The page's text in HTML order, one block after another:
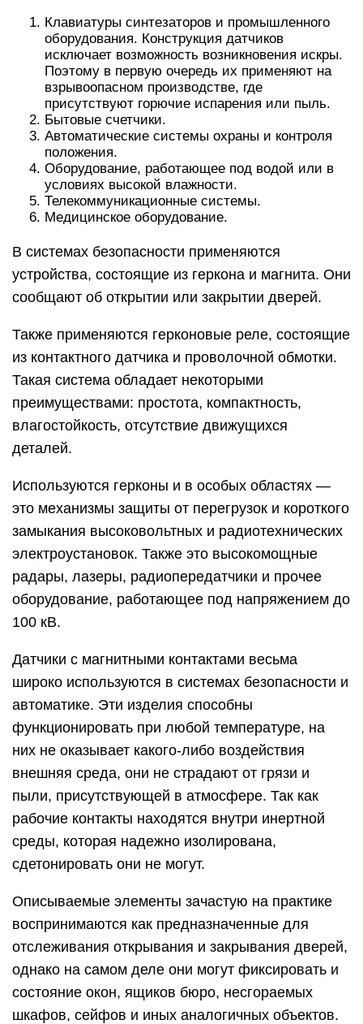
Клавиатуры синтезаторов и промышленного
оборудования. Конструкция датчиков
исключает возможность возникновения искры.
Поэтому в первую очередь их применяют на
взрывоопасном производстве, где
присутствуют горючие испарения или пыль.
Бытовые счетчики.
Автоматические системы охраны и контроля
положения.
Оборудование, работающее под водой или в
условиях высокой влажности.
Телекоммуникационные системы.
Медицинское оборудование.
В системах безопасности применяются
устройства, состоящие из геркона и магнита. Они
сообщают об открытии или закрытии дверей.
Также применяются герконовые реле, состоящие
из контактного датчика и проволочной обмотки.
Такая система обладает некоторыми
преимуществами: простота, компактность,
влагостойкость, отсутствие движущихся
деталей.
Используются герконы и в особых областях —
это механизмы защиты от перегрузок и короткого
замыкания высоковольтных и радиотехнических
электроустановок. Также это высокомощные
радары, лазеры, радиопередатчики и прочее
оборудование, работающее под напряжением до
100 кВ.
Датчики с магнитными контактами весьма
широко используются в системах безопасности и
автоматике. Эти изделия способны
функционировать при любой температуре, на
них не оказывает какого-либо воздействия
внешняя среда, они не страдают от грязи и
пыли, присутствующей в атмосфере. Так как
рабочие контакты находятся внутри инертной
среды, которая надежно изолирована,
сдетонировать они не могут.
Описываемые элементы зачастую на практике
воспринимаются как предназначенные для
отслеживания открывания и закрывания дверей,
однако на самом деле они могут фиксировать и
состояние окон, ящиков бюро, несгораемых
шкафов, сейфов и иных аналогичных объектов.